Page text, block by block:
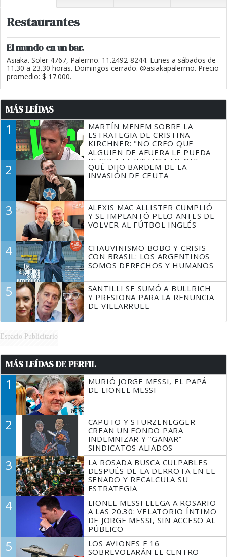
Restaurantes
El mundo en un bar.
Asiaka. Soler 4767, Palermo. 11.2492-8244. Lunes a sábados de
11.30 a 23.30 horas. Domingos cerrado. @asiakapalermo. Precio
promedio: $ 17.000.
MÁS LEÍDAS
1
MARTÍN MENEM SOBRE LA
ESTRATEGIA DE CRISTINA
KIRCHNER: "NO CREO QUE
ALGUIEN DE AFUERA LE PUEDA
DECIR A LA JUSTICIA LO QUE
TIENE QUE HACER"
2
QUÉ DIJO BARDEM DE LA
INVASIÓN DE CEUTA
3
ALEXIS MAC ALLISTER CUMPLIÓ
Y SE IMPLANTÓ PELO ANTES DE
VOLVER AL FÚTBOL INGLÉS
4
CHAUVINISMO BOBO Y CRISIS
CON BRASIL: LOS ARGENTINOS
SOMOS DERECHOS Y HUMANOS
5
SANTILLI SE SUMÓ A BULLRICH
Y PRESIONA PARA LA RENUNCIA
DE VILLARRUEL
Espacio Publicitario
MÁS LEÍDAS DE PERFIL
1
MURIÓ JORGE MESSI, EL PAPÁ
DE LIONEL MESSI
2
CAPUTO Y STURZENEGGER
CREAN UN FONDO PARA
INDEMNIZAR Y “GANAR”
SINDICATOS ALIADOS
3
LA ROSADA BUSCA CULPABLES
DESPUÉS DE LA DERROTA EN EL
SENADO Y RECALCULA SU
ESTRATEGIA
4
LIONEL MESSI LLEGA A ROSARIO
A LAS 20.30: VELATORIO ÍNTIMO
DE JORGE MESSI, SIN ACCESO AL
PÚBLICO
5
LOS AVIONES F 16
SOBREVOLARÁN EL CENTRO